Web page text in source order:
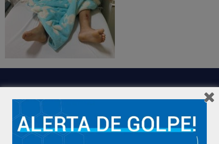
Hospital São Camilo – há mais de 50 anos cuidando da saúde